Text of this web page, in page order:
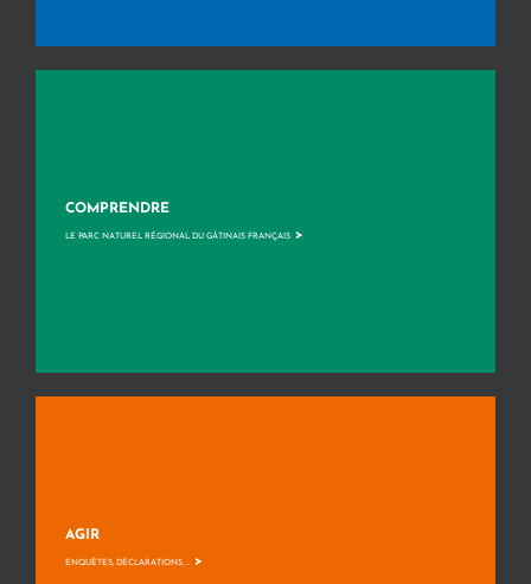
COMPRENDRE
LE PARC NATUREL RÉGIONAL DU GÂTINAIS FRANÇAIS >
AGIR
ENQUÊTES, DÉCLARATIONS, ... >